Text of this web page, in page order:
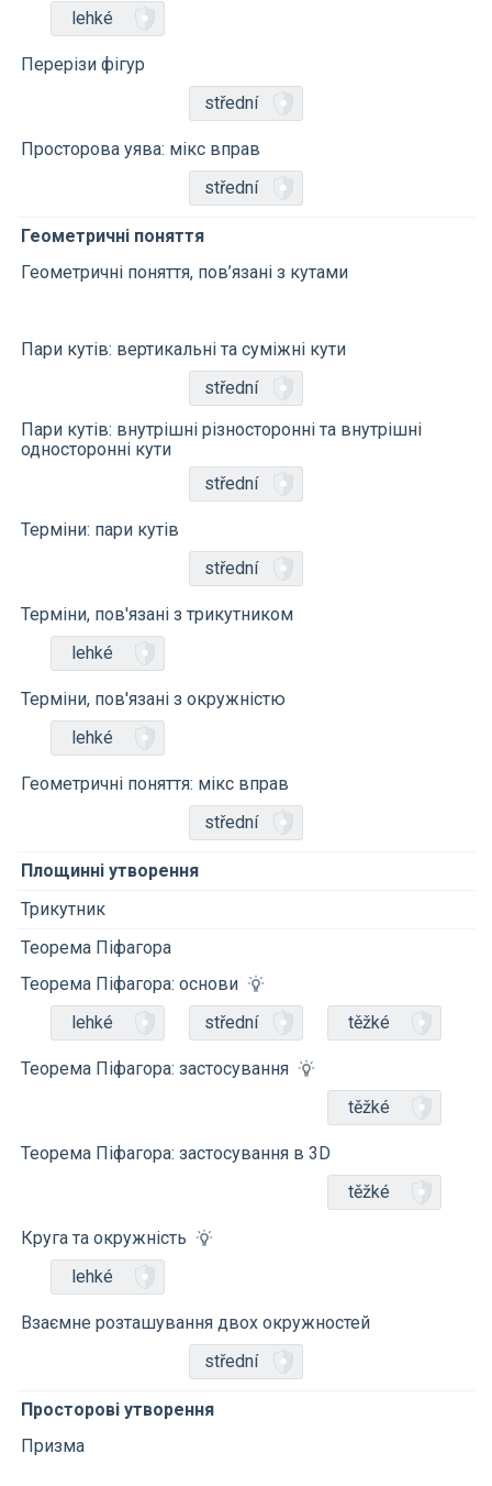
lehké
Перерізи фігур
střední
Просторова уява: мікс вправ
střední
Геометричні поняття
Геометричні поняття, пов’язані з кутами
Пари кутів: вертикальні та суміжні кути
střední
Пари кутів: внутрішні різносторонні та внутрішні
односторонні кути
střední
Терміни: пари кутів
střední
Терміни, пов'язані з трикутником
lehké
Терміни, пов'язані з окружністю
lehké
Геометричні поняття: мікс вправ
střední
Площинні утворення
Трикутник
Теорема Піфагора
Теорема Піфагора: основи
lehké
střední těžké
Теорема Піфагора: застосування
těžké
Теорема Піфагора: застосування в 3D
těžké
Круга та окружність
lehké
Взаємне розташування двох окружностей
střední
Просторові утворення
Призма